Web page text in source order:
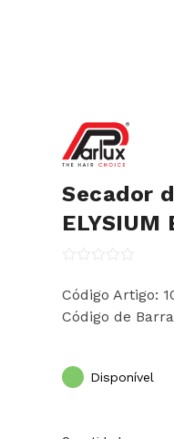
Secador
Código Artigo:
Código de
Disponível